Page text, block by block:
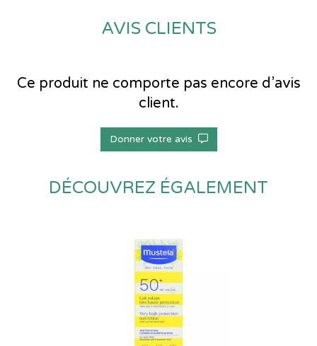
AVIS CLIENTS
Ce produit ne comporte pas encore d’avis
client.
Donner votre avis
DÉCOUVREZ ÉGALEMENT